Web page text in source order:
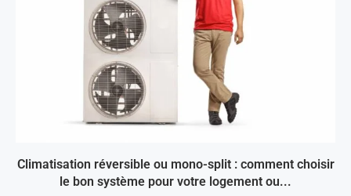
Climatisation réversible ou mono-split : comment choisir
le bon système pour votre logement ou...